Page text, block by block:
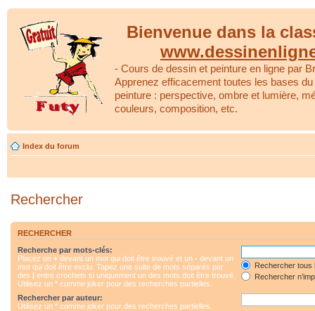
Bienvenue dans la
- Cours de dessin et peinture en ligne par
Apprenez efficacement toutes les bases
peinture : perspective, ombre et lumière,
couleurs, composition, etc.
Index du forum
Rechercher
RECHERCHER
Recherche par mots-clés:
Placez un + devant un mot qui doit être trouvé et un - devant un
mot qui doit être exclu. Tapez une suite de mots séparés par
des | entre crochets si uniquement un des mots doit être trouvé.
Utilisez un * comme joker pour des recherches partielles.
Rechercher tous
Rechercher
Rechercher par auteur:
Utilisez un * comme joker pour des recherches partielles.